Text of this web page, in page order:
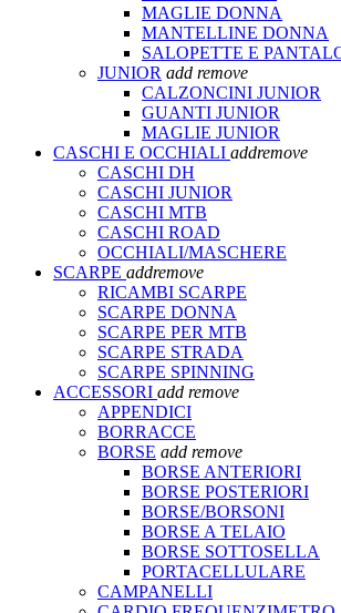
MAGLIE DONNA
MANTELLINE DONNA
SALOPETTE E
JUNIOR add remove
CALZONCINI JUNIOR
GUANTI JUNIOR
MAGLIE JUNIOR
CASCHI E OCCHIALI addremove
CASCHI DH
CASCHI JUNIOR
CASCHI MTB
CASCHI ROAD
OCCHIALI/MASCHERE
SCARPE addremove
RICAMBI SCARPE
SCARPE DONNA
SCARPE PER MTB
SCARPE STRADA
SCARPE SPINNING
ACCESSORI add remove
APPENDICI
BORRACCE
BORSE add remove
BORSE ANTERIORI
BORSE POSTERIORI
BORSE/BORSONI
BORSE A TELAIO
BORSE SOTTOSELLA
PORTACELLULARE
CAMPANELLI